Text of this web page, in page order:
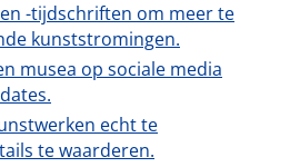
-tijdschriften om meer te
kunststromingen.
musea op sociale media
echt te
te waarderen.